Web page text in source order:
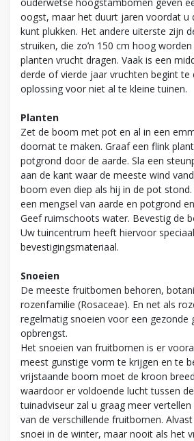
oogst, maar het duurt jaren voordat u
kunt plukken. Het andere uiterste zijn
struiken, die zo’n 150 cm hoog
planten vrucht dragen. Vaak is een
derde of vierde jaar vruchten begint te
oplossing voor niet al te kleine tuinen.
Planten
Zet de boom met pot en al in een
doornat te maken. Graaf een flink
potgrond door de aarde. Sla een
aan de kant waar de meeste wind
boom even diep als hij in de pot
een mengsel van aarde en potgrond
Geef ruimschoots water. Bevestig de
Uw tuincentrum heeft hiervoor speciaal
bevestigingsmateriaal.
Snoeien
De meeste fruitbomen behoren,
rozenfamilie (Rosaceae). En net als
regelmatig snoeien voor een gezonde
opbrengst.
Het snoeien van fruitbomen is er
meest gunstige vorm te krijgen en te
vrijstaande boom moet de kroon
waardoor er voldoende lucht tussen
tuinadviseur zal u graag meer
van de verschillende fruitbomen.
snoei in de winter, maar nooit als het